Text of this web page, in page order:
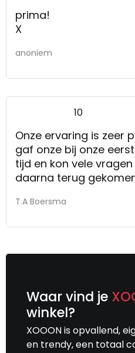
prima!
X
anoniem
10
Onze ervaring is zeer
gaf onze bij onze
tijd en kon vele
daarna terug gekomen en onze
als zeer prettig
T.A Boersma
Waar vind je
winkel?
XOOON is opvallend,
en trendy, een totaal